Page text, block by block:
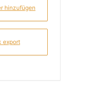
hinzufügen
export